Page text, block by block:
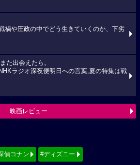
禍や圧政の中でどう生きていくのか、下劣
た出会えたら。
NHKラジオ深夜便明日への言葉,夏の特集は戦
映画レビュー
偵コナン #ディズニー